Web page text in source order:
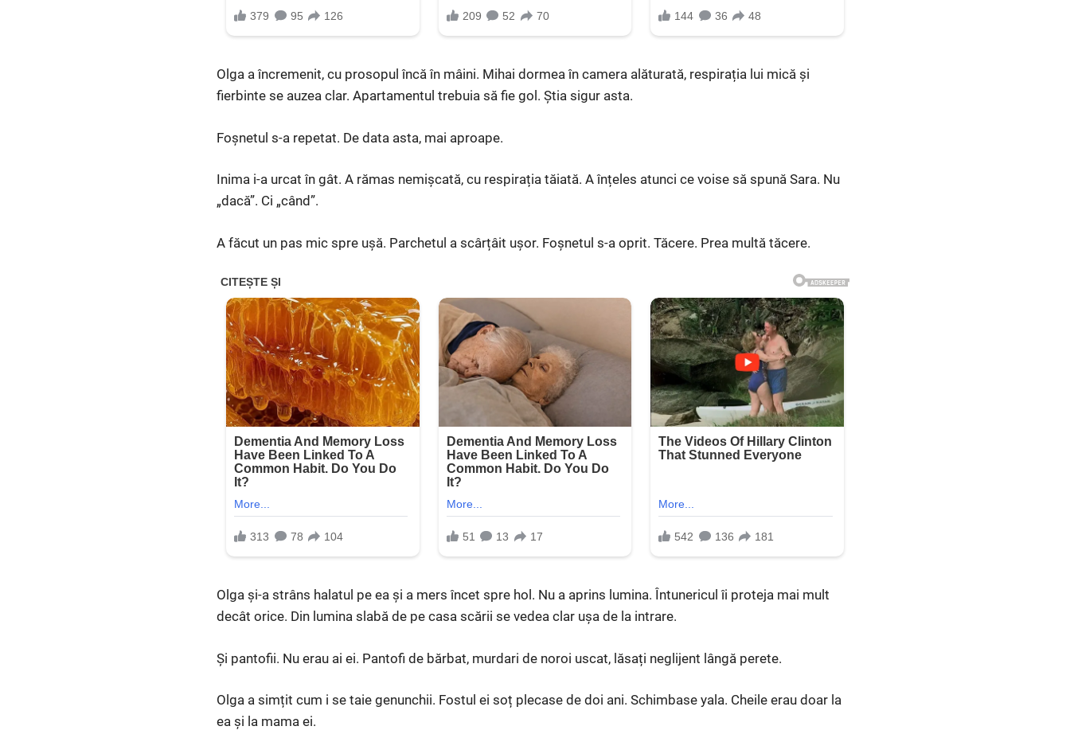
Olga a încremenit, cu prosopul încă în mâini. Mihai dormea în camera alăturată, respirația lui mică și
fierbinte se auzea clar. Apartamentul trebuia să fie gol. Știa sigur asta.
Foșnetul s-a repetat. De data asta, mai aproape.
Inima i-a urcat în gât. A rămas nemișcată, cu respirația tăiată. A înțeles atunci ce voise să spună Sara. Nu
„dacă”. Ci „când”.
A făcut un pas mic spre ușă. Parchetul a scârțâit ușor. Foșnetul s-a oprit. Tăcere. Prea multă tăcere.
Olga și-a strâns halatul pe ea și a mers încet spre hol. Nu a aprins lumina. Întunericul îi proteja mai mult
decât orice. Din lumina slabă de pe casa scării se vedea clar ușa de la intrare.
Și pantofii. Nu erau ai ei. Pantofi de bărbat, murdari de noroi uscat, lăsați neglijent lângă perete.
Olga a simțit cum i se taie genunchii. Fostul ei soț plecase de doi ani. Schimbase yala. Cheile erau doar la
ea și la mama ei.